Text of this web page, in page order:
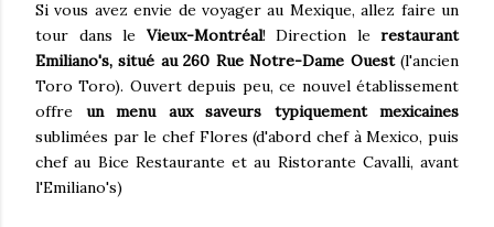
Si vous avez envie de voyager au Mexique, allez faire un
tour dans le Vieux-Montréal! Direction le restaurant
Emiliano's, situé au 260 Rue Notre-Dame Ouest(l'ancien
Toro Toro). Ouvert depuis peu, ce nouvel établissement
offre un menu aux saveurs typiquement mexicaines
sublimées par le chef Flores (d'abord chef à Mexico, puis
chef au Bice Restaurante et au Ristorante Cavalli, avant
l'Emiliano's)